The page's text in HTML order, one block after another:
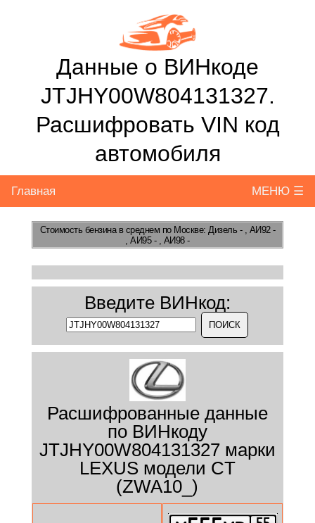
Данные о ВИНкоде
JTJHY00W804131327.
Расшифровать VIN код
автомобиля
Главная МЕНЮ ☰
Стоимость бензинав среднем по Москве: Дизель - , АИ92 -
, АИ95 - , АИ98 -
Введите ВИНкод:
Расшифрованные данные
по ВИНкоду
JTJHY00W804131327 марки
LEXUS модели CT
(ZWA10_)